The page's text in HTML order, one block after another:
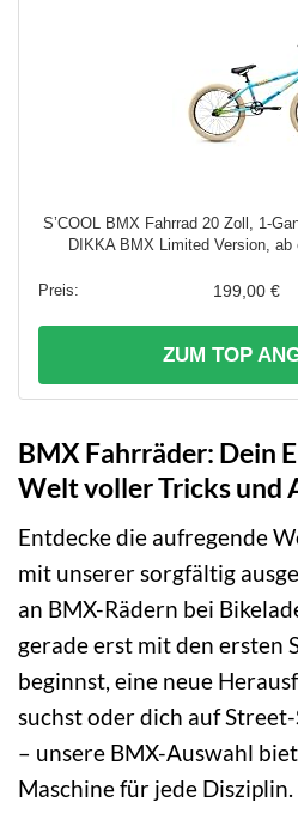
S’COOL BMX Fahrrad 20 Zoll, 1-
DIKKA BMX Limited Version,
199,00 €
ZUM TOP
BMX Fahrräder: Dein
Welt voller Tricks und
Entdecke die aufregende
mit unserer sorgfältig
an BMX-Rädern bei
gerade erst mit den ersten
beginnst, eine neue
suchst oder dich auf
– unsere BMX-Auswahl
Maschine für jede